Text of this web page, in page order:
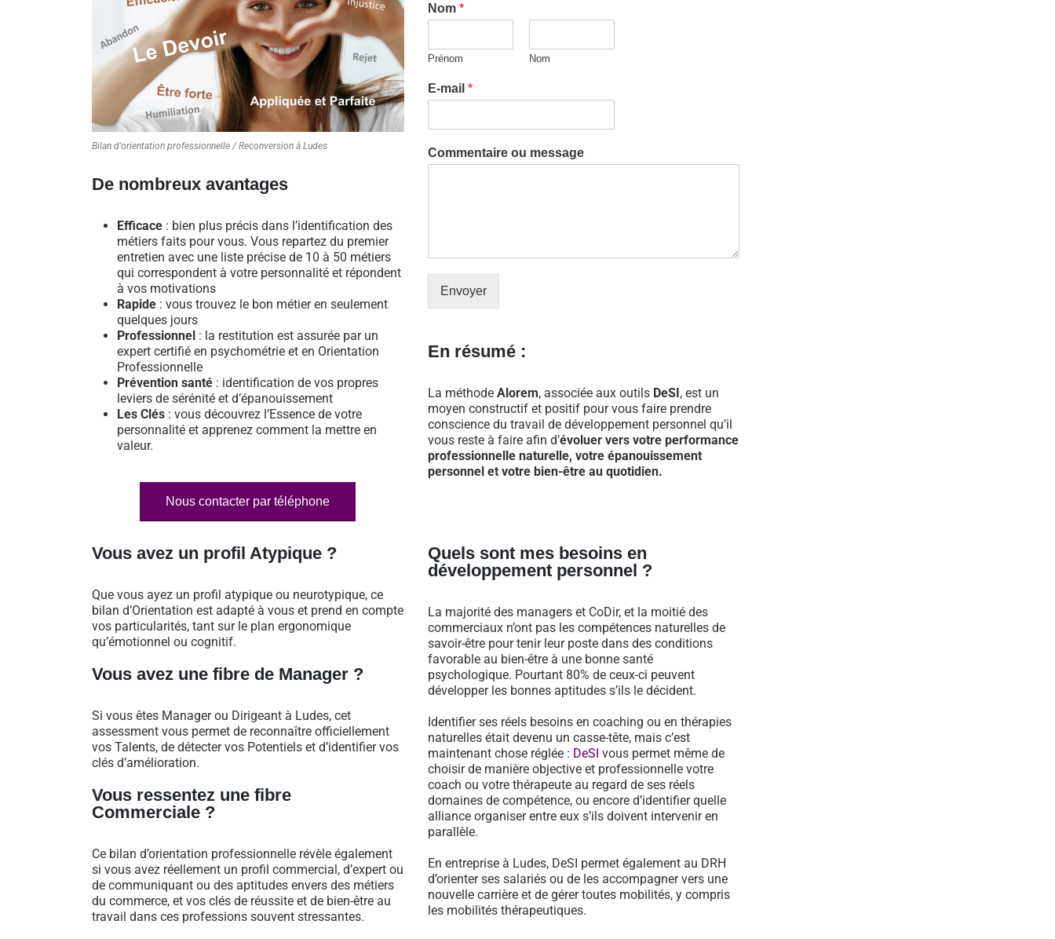
Bilan d'orientation professionnelle / Reconversion à Ludes
De nombreux avantages
Efficace : bien plus précis dans l’identification des
métiers faits pour vous. Vous repartez du premier
entretien avec une liste précise de 10 à 50 métiers
qui correspondent à votre personnalité et répondent
à vos motivations
Rapide : vous trouvez le bon métier en seulement
quelques jours
Professionnel : la restitution est assurée par un
expert certifié en psychométrie et en Orientation
Professionnelle
Prévention santé : identification de vos propres
leviers de sérénité et d’épanouissement
Les Clés : vous découvrez l’Essence de votre
personnalité et apprenez comment la mettre en
valeur.
Nous contacter par téléphone
Nom *
Prénom Nom
E-mail *
Commentaire ou message
Envoyer
En résumé :
La méthode Alorem, associée aux outils DeSI, est un
moyen constructif et positif pour vous faire prendre
conscience du travail de développement personnel qu’il
vous reste à faire afin d’évoluer vers votre performance
professionnelle naturelle, votre épanouissement
personnel et votre bien-être au quotidien.
Vous avez un profil Atypique ?
Que vous ayez un profil atypique ou neurotypique, ce
bilan d’Orientation est adapté à vous et prend en compte
vos particularités, tant sur le plan ergonomique
qu’émotionnel ou cognitif.
Vous avez une fibre de Manager ?
Si vous êtes Manager ou Dirigeant à Ludes, cet
assessment vous permet de reconnaître officiellement
vos Talents, de détecter vos Potentiels et d’identifier vos
clés d’amélioration.
Vous ressentez une fibre
Commerciale ?
Ce bilan d’orientation professionnelle révèle également
si vous avez réellement un profil commercial, d’expert ou
de communiquant ou des aptitudes envers des métiers
du commerce, et vos clés de réussite et de bien-être au
travail dans ces professions souvent stressantes.
Quels sont mes besoins en
développement personnel ?
La majorité des managers et CoDir, et la moitié des
commerciaux n’ont pas les compétences naturelles de
savoir-être pour tenir leur poste dans des conditions
favorable au bien-être à une bonne santé
psychologique. Pourtant 80% de ceux-ci peuvent
développer les bonnes aptitudes s’ils le décident.
Identifier ses réels besoins en coaching ou en thérapies
naturelles était devenu un casse-tête, mais c’est
maintenant chose réglée : DeSI vous permet même de
choisir de manière objective et professionnelle votre
coach ou votre thérapeute au regard de ses réels
domaines de compétence, ou encore d’identifier quelle
alliance organiser entre eux s’ils doivent intervenir en
parallèle.
En entreprise à Ludes, DeSI permet également au DRH
d’orienter ses salariés ou de les accompagner vers une
nouvelle carrière et de gérer toutes mobilités, y compris
les mobilités thérapeutiques.